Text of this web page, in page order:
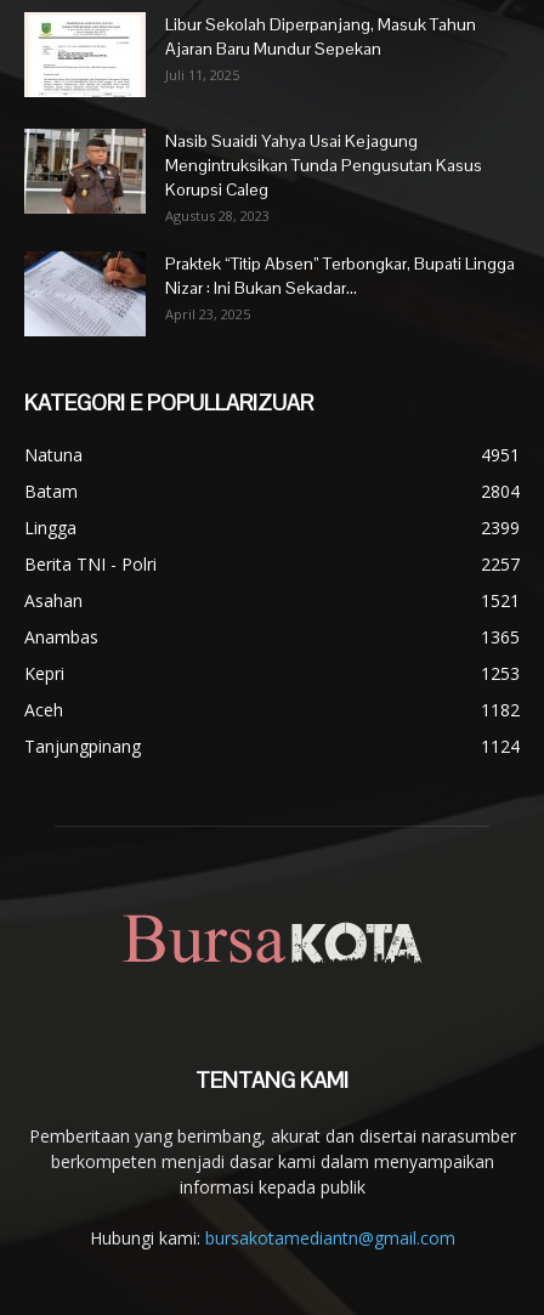
Libur Sekolah Diperpanjang, Masuk Tahun
Ajaran Baru Mundur Sepekan
Juli 11, 2025
Nasib Suaidi Yahya Usai Kejagung
Mengintruksikan Tunda Pengusutan Kasus
Korupsi Caleg
Agustus 28, 2023
Praktek “Titip Absen” Terbongkar, Bupati Lingga
Nizar : Ini Bukan Sekadar...
April 23, 2025
KATEGORI E POPULLARIZUAR
Natuna
4951
Batam
2804
Lingga
2399
Berita TNI - Polri
2257
Asahan
1521
Anambas
1365
Kepri
1253
Aceh
1182
Tanjungpinang
1124
TENTANG KAMI
Pemberitaan yang berimbang, akurat dan disertai narasumber
berkompeten menjadi dasar kami dalam menyampaikan
informasi kepada publik
Hubungi kami: bursakotamediantn@gmail.com